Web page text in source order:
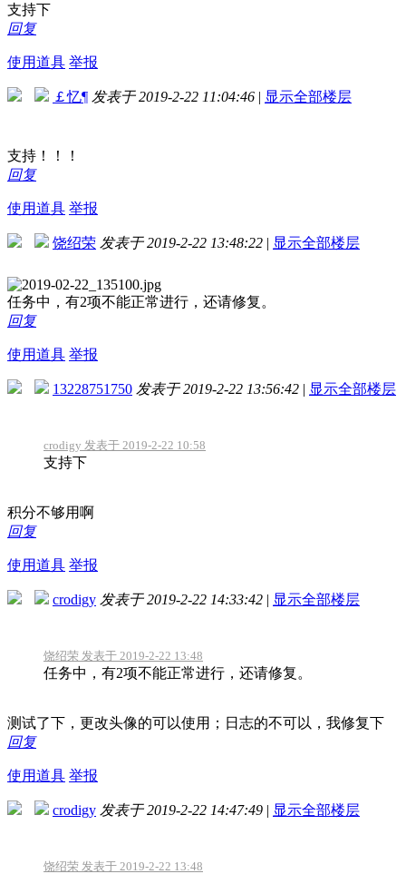
支持下
回复
使用道具 举报
￡忆¶ 发表于 2019-2-22 11:04:46 | 显示全部楼层
支持！！！
回复
使用道具 举报
饶绍荣 发表于 2019-2-22 13:48:22 | 显示全部楼层
任务中，有2项不能正常进行，还请修复。
回复
使用道具 举报
13228751750 发表于 2019-2-22 13:56:42 | 显示全部楼层
crodigy 发表于 2019-2-22 10:58
支持下
积分不够用啊
回复
使用道具 举报
crodigy 发表于 2019-2-22 14:33:42 | 显示全部楼层
饶绍荣 发表于 2019-2-22 13:48
任务中，有2项不能正常进行，还请修复。
测试了下，更改头像的可以使用；日志的不可以，我修复下
回复
使用道具 举报
crodigy 发表于 2019-2-22 14:47:49 | 显示全部楼层
饶绍荣 发表于 2019-2-22 13:48